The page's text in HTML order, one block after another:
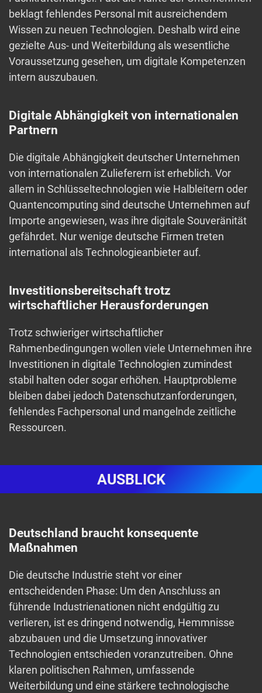
beklagt fehlendes Personal mit ausreichendem
Wissen zu neuen Technologien. Deshalb wird eine
gezielte Aus- und Weiterbildung als wesentliche
Voraussetzung gesehen, um digitale Kompetenzen
intern auszubauen.
Digitale Abhängigkeit von internationalen
Partnern
Die digitale Abhängigkeit deutscher Unternehmen
von internationalen Zulieferern ist erheblich. Vor
allem in Schlüsseltechnologien wie Halbleitern oder
Quantencomputing sind deutsche Unternehmen auf
Importe angewiesen, was ihre digitale Souveränität
gefährdet. Nur wenige deutsche Firmen treten
international als Technologieanbieter auf.
Investitionsbereitschaft trotz
wirtschaftlicher Herausforderungen
Trotz schwieriger wirtschaftlicher
Rahmenbedingungen wollen viele Unternehmen ihre
Investitionen in digitale Technologien zumindest
stabil halten oder sogar erhöhen. Hauptprobleme
bleiben dabei jedoch Datenschutzanforderungen,
fehlendes Fachpersonal und mangelnde zeitliche
Ressourcen.
AUSBLICK
Deutschland braucht konsequente
Maßnahmen
Die deutsche Industrie steht vor einer
entscheidenden Phase: Um den Anschluss an
führende Industrienationen nicht endgültig zu
verlieren, ist es dringend notwendig, Hemmnisse
abzubauen und die Umsetzung innovativer
Technologien entschieden voranzutreiben. Ohne
klaren politischen Rahmen, umfassende
Weiterbildung und eine stärkere technologische